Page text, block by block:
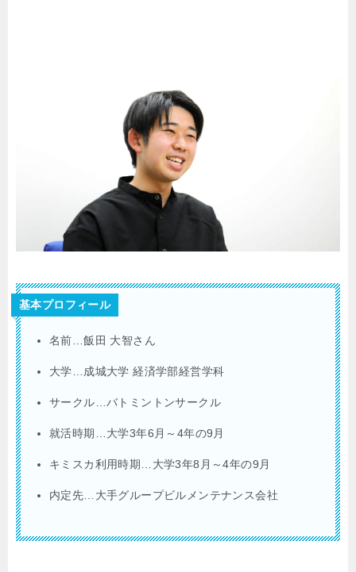
基本プロフィール
名前…飯田 大智さん
大学…成城大学 経済学部経営学科
サークル…バトミントンサークル
就活時期…大学3年6月～4年の9月
キミスカ利用時期…大学3年8月～4年の9月
内定先…大手グループビルメンテナンス会社